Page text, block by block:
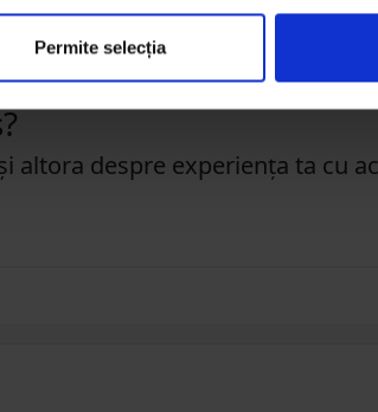
Permite selecția
altora despre experiența ta cu